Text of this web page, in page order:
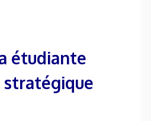
étudiante
stratégique